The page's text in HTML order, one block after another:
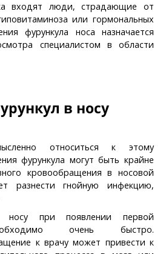
входят люди, страдающие от
или гормональных
фурункула носа назначается
специалистом в области
в носу
относиться к этому
фурункула могут быть крайне
кровообращения в носовой
разнести гнойную инфекцию,
носу при появлении первой
очень быстро.
к врачу может привести к